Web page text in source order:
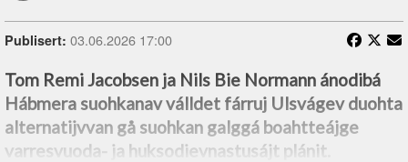
Publisert: 03.06.2026 17:00
Tom Remi Jacobsen ja Nils Bie Normann ánodibá
Hábmera suohkanav válldet fárruj Ulsvágev duohta
alternatijvvan gå suohkan galggá boahtteájge
varresvuoda- ja huksodievnastusájt plánit.